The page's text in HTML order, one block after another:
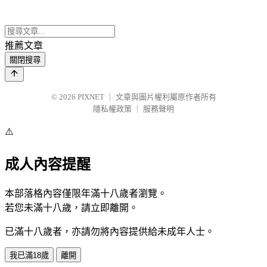
推薦文章
關閉搜尋
© 2026 PIXNET
文章與圖片權利屬原作者所有
隱私權政策
服務聲明
⚠️
成人內容提醒
本部落格內容僅限年滿十八歲者瀏覽。
若您未滿十八歲，請立即離開。
已滿十八歲者，亦請勿將內容提供給未成年人士。
我已滿18歲 離開